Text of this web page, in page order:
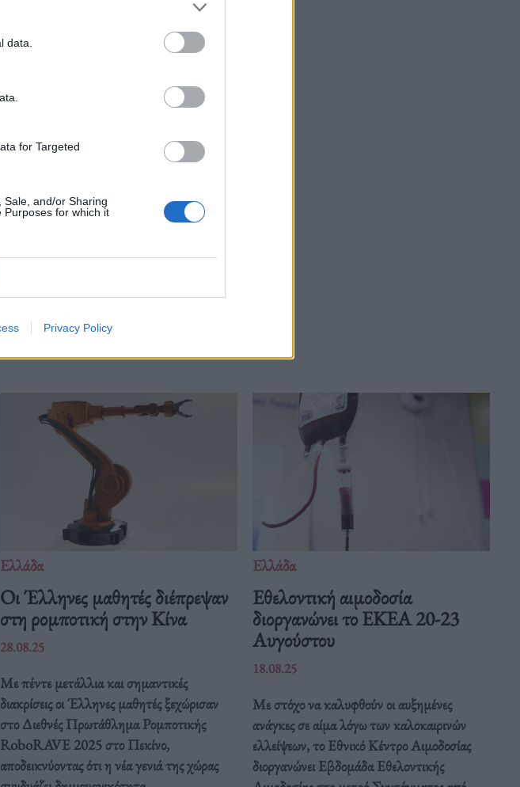
data.
for Targeted
Sale, and/or Sharing
Purposes for which it
Privacy Policy
Ροδακινιές
Μαρτίου
Ελλάδα
Οι Έλληνες μαθητές διέπρεψαν
στη ρομποτική στην Κίνα
28.08.25
Με πέντε μετάλλια και σημαντικές
διακρίσεις οι Έλληνες μαθητές ξεχώρισαν
στο Διεθνές Πρωτάθλημα Ρομποτικής
RoboRAVE 2025 στο Πεκίνο,
αποδεικνύοντας ότι η νέα γενιά της χώρας
Ελλάδα
Eθελοντική αιμοδοσία
διοργανώνει το ΕΚΕΑ 20-23
Αυγούστου
18.08.25
Με στόχο να καλυφθούν οι αυξημένες
ανάγκες σε αίμα λόγω των καλοκαιρινών
ελλείψεων, το Εθνικό Κέντρο Αιμοδοσίας
διοργανώνει Εβδομάδα Εθελοντικής